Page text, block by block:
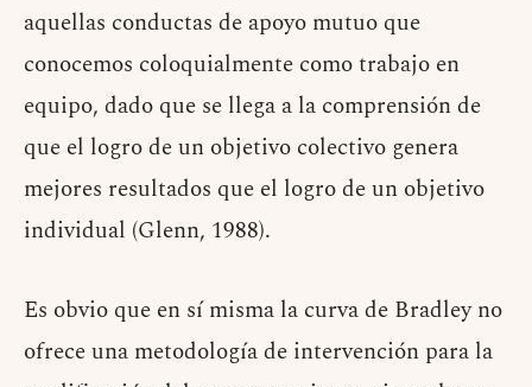
aquellas conductas de apoyo mutuo que
conocemos coloquialmente como trabajo en
equipo, dado que se llega a la comprensión de
que el logro de un objetivo colectivo genera
mejores resultados que el logro de un objetivo
individual (Glenn, 1988).
Es obvio que en sí misma la curva de Bradley no
ofrece una metodología de intervención para la